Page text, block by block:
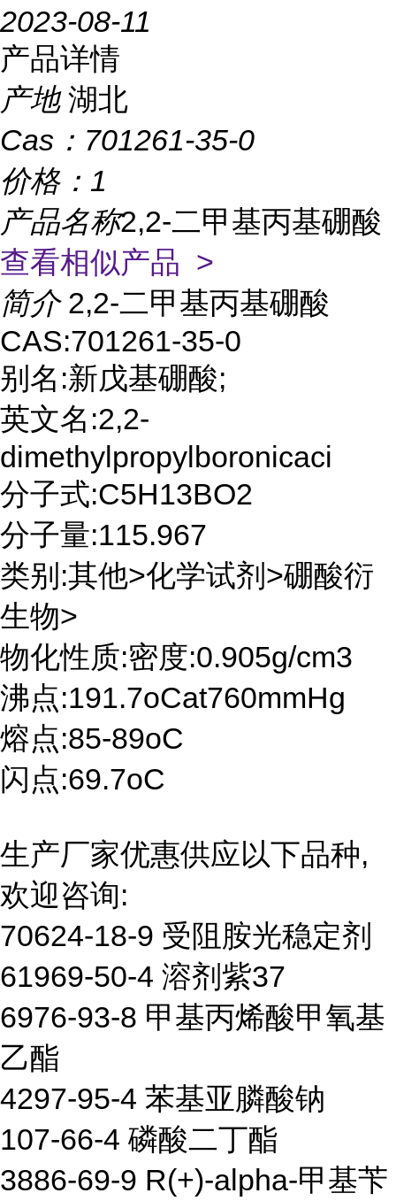
2023-08-11
产品详情
产地 湖北
Cas： 701261-35-0
价格： 1
产品名称2,2-二甲基丙基硼酸
查看相似产品 >
简介 2,2-二甲基丙基硼酸
CAS:701261-35-0
别名:新戊基硼酸;
英文名:2,2-
dimethylpropylboronicaci
分子式:C5H13BO2
分子量:115.967
类别:其他>化学试剂>硼酸衍
生物>
物化性质:密度:0.905g/cm3
沸点:191.7oCat760mmHg
熔点:85-89oC
闪点:69.7oC
生产厂家优惠供应以下品种,
欢迎咨询:
70624-18-9 受阻胺光稳定剂
61969-50-4 溶剂紫37
6976-93-8 甲基丙烯酸甲氧基
乙酯
4297-95-4 苯基亚膦酸钠
107-66-4 磷酸二丁酯
3886-69-9 R(+)-alpha-甲基苄